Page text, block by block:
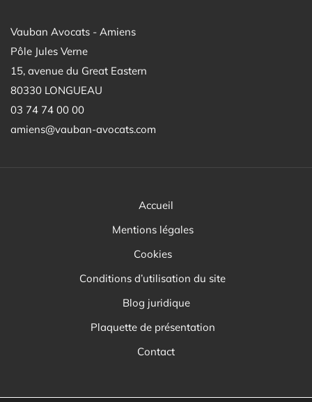
Vauban Avocats - Amiens
Pôle Jules Verne
15, avenue du Great Eastern
80330 LONGUEAU
03 74 74 00 00
amiens@vauban-avocats.com
Accueil
Mentions légales
Cookies
Conditions d’utilisation du site
Blog juridique
Plaquette de présentation
Contact